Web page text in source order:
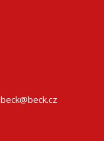
beck@beck.cz